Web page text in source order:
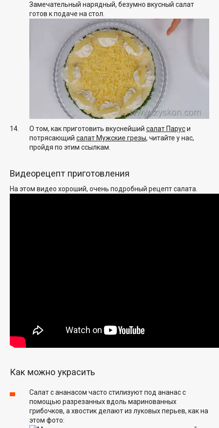
Замечательный нарядный, безумно вкусный салат
готов к подаче на стол.
О том, как приготовить вкуснейший салат Паруси
потрясающий салат Мужские грезы, читайте у нас,
пройдя по этим ссылкам.
Видеорецепт приготовления
На этом видео хороший, очень подробный рецепт салата.
Как можно украсить
Салат с ананасом часто стилизуют под ананас с
помощью разрезанных вдоль маринованных
грибочков, а хвостик делают из луковых перьев, как на
этом фото: